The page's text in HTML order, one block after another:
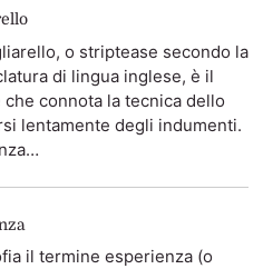
o striptease secondo la
di lingua inglese, è il
connota la tecnica dello
lentamente degli indumenti.
il termine esperienza (o